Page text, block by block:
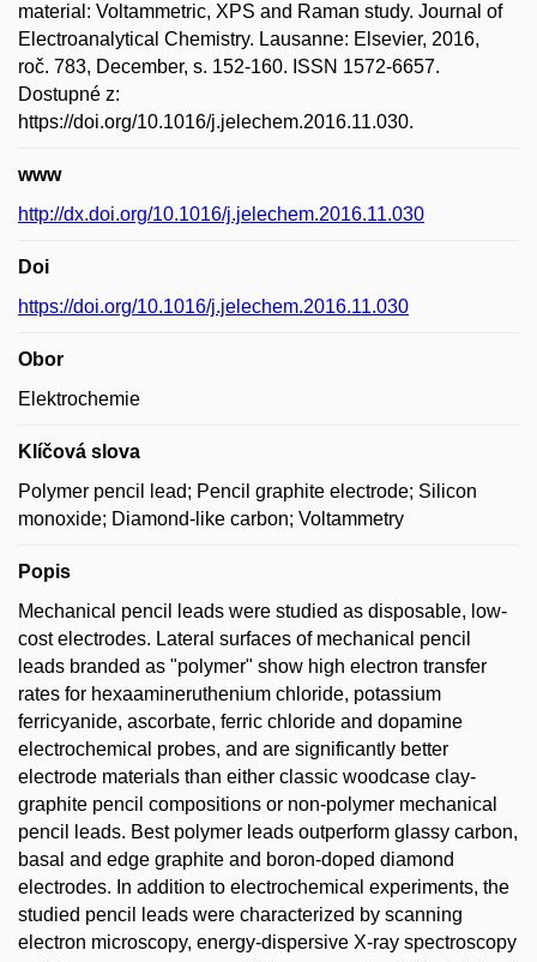
material: Voltammetric, XPS and Raman study. Journal of
Electroanalytical Chemistry. Lausanne: Elsevier, 2016,
roč. 783, December, s. 152-160. ISSN 1572-6657.
Dostupné z:
https://doi.org/10.1016/j.jelechem.2016.11.030.
www
http://dx.doi.org/10.1016/j.jelechem.2016.11.030
Doi
https://doi.org/10.1016/j.jelechem.2016.11.030
Obor
Elektrochemie
Klíčová slova
Polymer pencil lead; Pencil graphite electrode; Silicon
monoxide; Diamond-like carbon; Voltammetry
Popis
Mechanical pencil leads were studied as disposable, low-
cost electrodes. Lateral surfaces of mechanical pencil
leads branded as "polymer" show high electron transfer
rates for hexaamineruthenium chloride, potassium
ferricyanide, ascorbate, ferric chloride and dopamine
electrochemical probes, and are significantly better
electrode materials than either classic woodcase clay-
graphite pencil compositions or non-polymer mechanical
pencil leads. Best polymer leads outperform glassy carbon,
basal and edge graphite and boron-doped diamond
electrodes. In addition to electrochemical experiments, the
studied pencil leads were characterized by scanning
electron microscopy, energy-dispersive X-ray spectroscopy